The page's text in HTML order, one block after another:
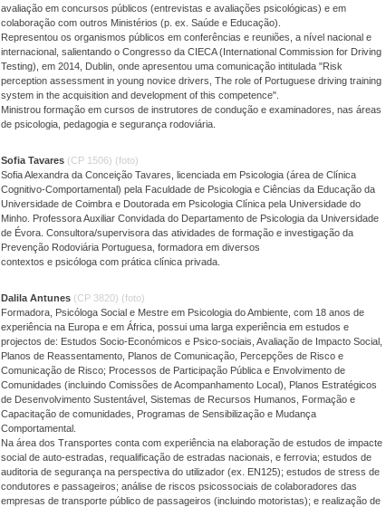
avaliação em concursos públicos (entrevistas e avaliações psicológicas) e em
colaboração com outros Ministérios (p. ex. Saúde e Educação).
Representou os organismos públicos em conferências e reuniões, a nível nacional e
internacional, salientando o Congresso da CIECA (International Commission for Driving
Testing), em 2014, Dublin, onde apresentou uma comunicação intitulada "Risk
perception assessment in young novice drivers, The role of Portuguese driving training
system in the acquisition and development of this competence".
Ministrou formação em cursos de instrutores de condução e examinadores, nas áreas
de psicologia, pedagogia e segurança rodoviária.
Sofia Tavares (CP 1506) (foto)
Sofia Alexandra da Conceição Tavares, licenciada em Psicologia (área de Clínica
Cognitivo-Comportamental) pela Faculdade de Psicologia e Ciências da Educação da
Universidade de Coimbra e Doutorada em Psicologia Clínica pela Universidade do
Minho. Professora Auxiliar Convidada do Departamento de Psicologia da Universidade
de Évora. Consultora/supervisora das atividades de formação e investigação da
Prevenção Rodoviária Portuguesa, formadora em diversos
contextos e psicóloga com prática clínica privada.
Dalila Antunes (CP 3820) (foto)
Formadora, Psicóloga Social e Mestre em Psicologia do Ambiente, com 18 anos de
experiência na Europa e em África, possui uma larga experiência em estudos e
projectos de: Estudos Socio-Económicos e Psico-sociais, Avaliação de Impacto Social,
Planos de Reassentamento, Planos de Comunicação, Percepções de Risco e
Comunicação de Risco; Processos de Participação Pública e Envolvimento de
Comunidades (incluindo Comissões de Acompanhamento Local), Planos Estratégicos
de Desenvolvimento Sustentável, Sistemas de Recursos Humanos, Formação e
Capacitação de comunidades, Programas de Sensibilização e Mudança
Comportamental.
Na área dos Transportes conta com experiência na elaboração de estudos de impacte
social de auto-estradas, requalificação de estradas nacionais, e ferrovia; estudos de
auditoria de segurança na perspectiva do utilizador (ex. EN125); estudos de stress de
condutores e passageiros; análise de riscos psicossociais de colaboradores das
empresas de transporte público de passageiros (incluindo motoristas); e realização de